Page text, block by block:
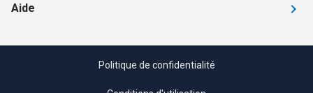
Aide
Politique de confidentialité